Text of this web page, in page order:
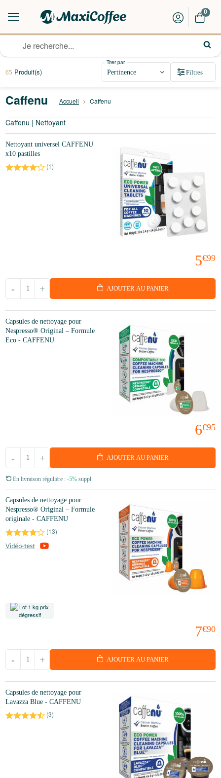
0
Caffenu Accueil Caffenu
65 Produit(s)
Trier par
Filtres
Caffenu | Nettoyant
Nettoyant universel CAFFENU
x10 pastilles
(1)
5€99
+
- AJOUTER AU PANIER
Capsules de nettoyage pour
Nespresso® Original – Formule
Eco - CAFFENU
6€95
+
- AJOUTER AU PANIER
En livraison régulière : -5% suppl.
Capsules de nettoyage pour
Nespresso® Original – Formule
originale - CAFFENU
(13)
7€90
+
- AJOUTER AU PANIER
Capsules de nettoyage pour
Lavazza Blue - CAFFENU
(3)